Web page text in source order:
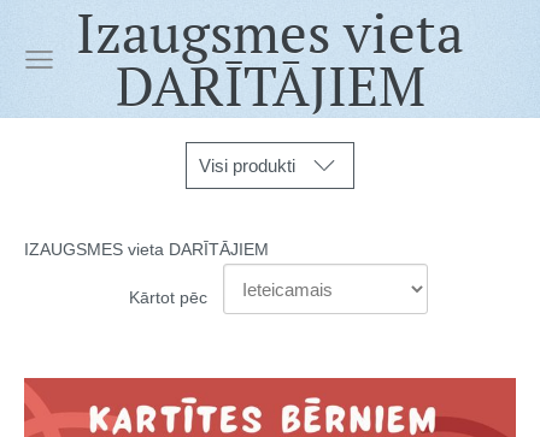
Izaugsmes vieta
DARĪTĀJIEM
Visi produkti
IZAUGSMES vieta DARĪTĀJIEM
Kārtot pēc